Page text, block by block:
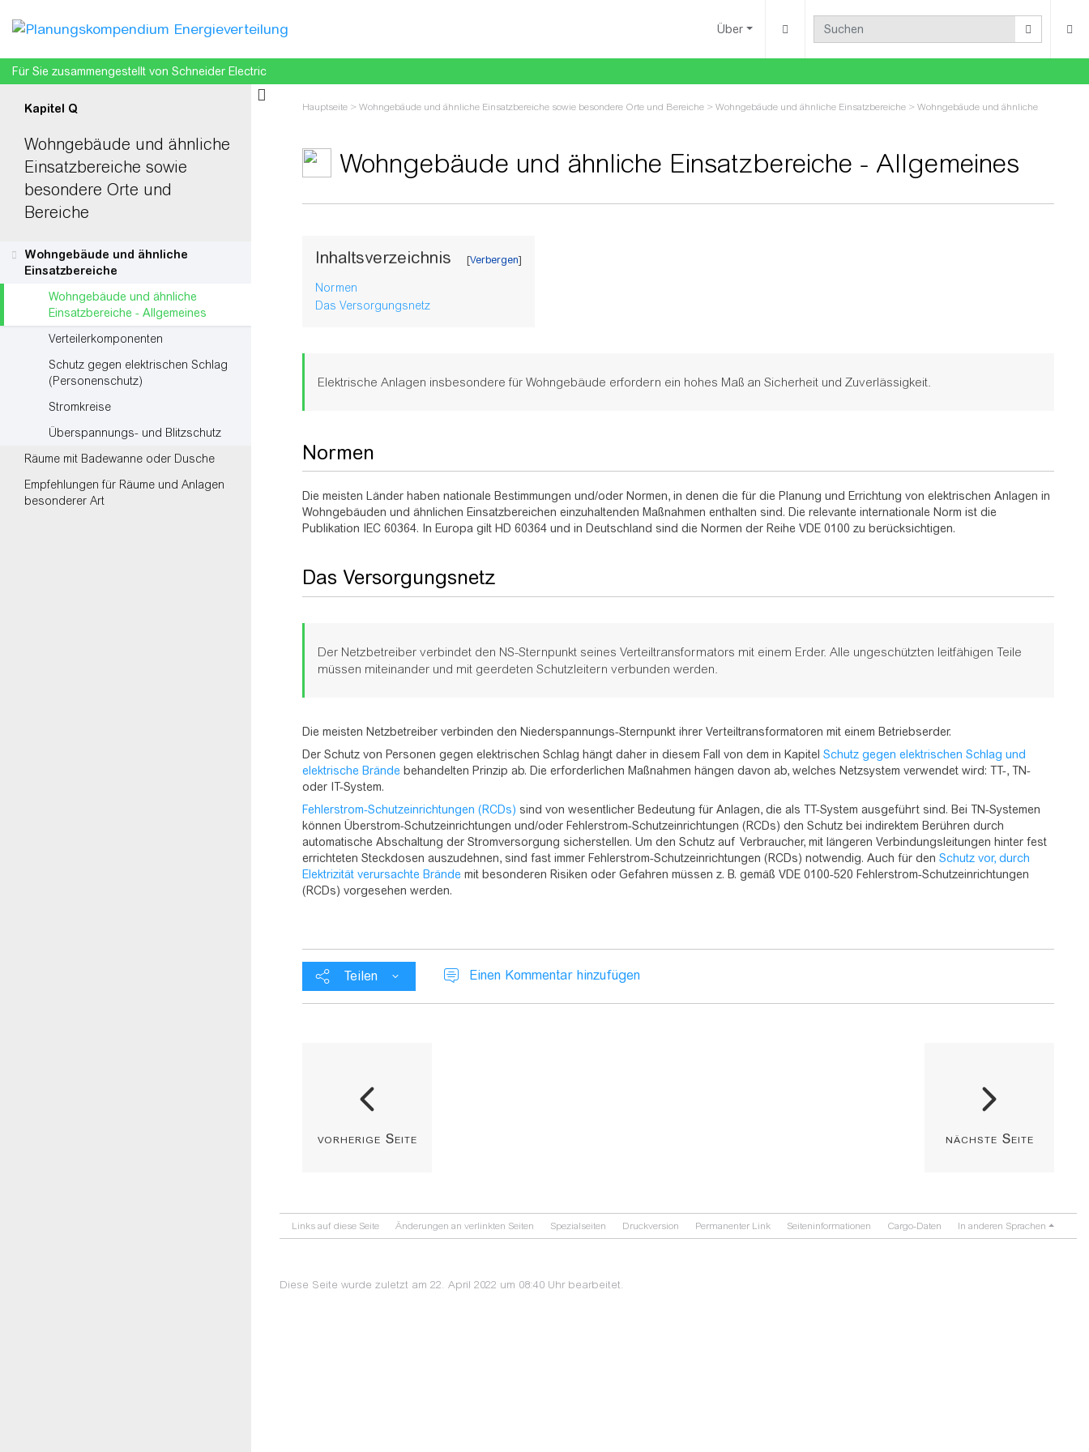
Über
Für Sie zusammengestellt von Schneider Electric
Kapitel Q
Wohngebäude und ähnliche
Einsatzbereiche sowie
besondere Orte und
Bereiche
Wohngebäude und ähnliche
Einsatzbereiche
Wohngebäude und ähnliche
Einsatzbereiche - Allgemeines
Verteilerkomponenten
Schutz gegen elektrischen Schlag
(Personenschutz)
Stromkreise
Überspannungs- und Blitzschutz
Räume mit Badewanne oder Dusche
Empfehlungen für Räume und Anlagen
besonderer Art
Wohngebäude und ähnliche Einsatzbereiche - Allgemeines
Hauptseite > Wohngebäude und ähnliche Einsatzbereiche sowie besondere Orte und Bereiche > Wohngebäude und ähnliche Einsatzbereiche > Wohngebäude und ähnliche
Inhaltsverzeichnis
Normen
Das Versorgungsnetz
Elektrische Anlagen insbesondere für Wohngebäude erfordern ein hohes Maß an Sicherheit und Zuverlässigkeit.
Normen
Die meisten Länder haben nationale Bestimmungen und/oder Normen, in denen die für die Planung und Errichtung von elektrischen Anlagen in
Wohngebäuden und ähnlichen Einsatzbereichen einzuhaltenden Maßnahmen enthalten sind. Die relevante internationale Norm ist die
Publikation IEC 60364. In Europa gilt HD 60364 und in Deutschland sind die Normen der Reihe VDE 0100 zu berücksichtigen.
Das Versorgungsnetz
Der Netzbetreiber verbindet den NS-Sternpunkt seines Verteiltransformators mit einem Erder. Alle ungeschützten leitfähigen Teile
müssen miteinander und mit geerdeten Schutzleitern verbunden werden.
Die meisten Netzbetreiber verbinden den Niederspannungs-Sternpunkt ihrer Verteiltransformatoren mit einem Betriebserder.
Der Schutz von Personen gegen elektrischen Schlag hängt daher in diesem Fall von dem in Kapitel Schutz gegen elektrischen Schlag und
elektrische Brände behandelten Prinzip ab. Die erforderlichen Maßnahmen hängen davon ab, welches Netzsystem verwendet wird: TT-, TN-
oder IT-System.
Fehlerstrom-Schutzeinrichtungen (RCDs) sind von wesentlicher Bedeutung für Anlagen, die als TT-System ausgeführt sind. Bei TN-Systemen
können Überstrom-Schutzeinrichtungen und/oder Fehlerstrom-Schutzeinrichtungen (RCDs) den Schutz bei indirektem Berühren durch
automatische Abschaltung der Stromversorgung sicherstellen. Um den Schutz auf Verbraucher, mit längeren Verbindungsleitungen hinter fest
errichteten Steckdosen auszudehnen, sind fast immer Fehlerstrom-Schutzeinrichtungen (RCDs) notwendig. Auch für den Schutz vor, durch
Elektrizität verursachte Brände mit besonderen Risiken oder Gefahren müssen z. B. gemäß VDE 0100-520 Fehlerstrom-Schutzeinrichtungen
(RCDs) vorgesehen werden.
Teilen Einen Kommentar hinzufügen
vorherige Seite nächste Seite
Links auf diese Seite Änderungen an verlinkten Seiten Spezialseiten Druckversion Permanenter Link Seiten­­informationen Cargo-Daten In anderen Sprachen
Diese Seite wurde zuletzt am 22. April 2022 um 08:40 Uhr bearbeitet.